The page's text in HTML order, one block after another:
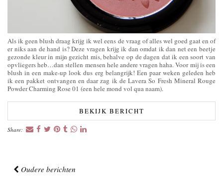
Als ik geen blush draag krijg ik wel eens de vraag of alles wel goed gaat en of
er niks aan de hand is? Deze vragen krijg ik dan omdat ik dan net een beetje
gezonde kleur in mijn gezicht mis, behalve op de dagen dat ik een soort van
opvliegers heb…dan stellen mensen hele andere vragen haha. Voor mij is een
blush in een make-up look dus erg belangrijk! Een paar weken geleden heb
ik een pakket ontvangen en daar zag ik de Lavera So Fresh Mineral Rouge
Powder Charming Rose 01 (een hele mond vol qua naam).
BEKIJK BERICHT
Share:
Oudere berichten